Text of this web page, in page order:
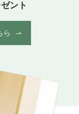
ント
ら